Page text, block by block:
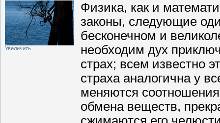
Увеличить
Физика, как и
законы, следующие
бесконечном и
необходим дух
страх; всем известно
страха аналогична у
меняются
обмена веществ,